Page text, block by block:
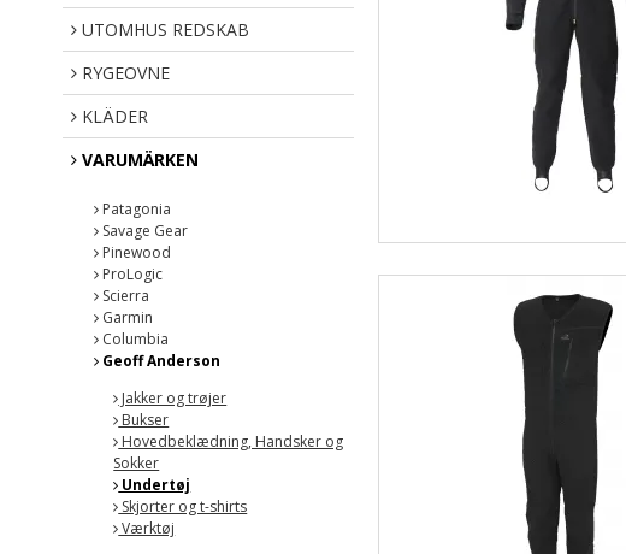
UTOMHUS REDSKAB
RYGEOVNE
KLÄDER
VARUMÄRKEN
Patagonia
Savage Gear
Pinewood
ProLogic
Scierra
Garmin
Columbia
Geoff Anderson
Jakker og trøjer
Bukser
Hovedbeklædning, Handsker og
Sokker
Undertøj
Skjorter og t-shirts
Værktøj